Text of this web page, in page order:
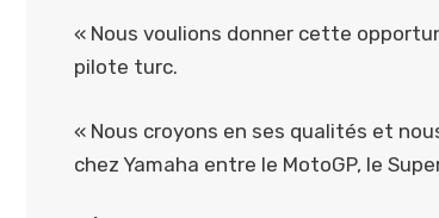
« Nous voulions donner cette
pilote turc.
« Nous croyons en ses qualités et
chez Yamaha entre le MotoGP, le